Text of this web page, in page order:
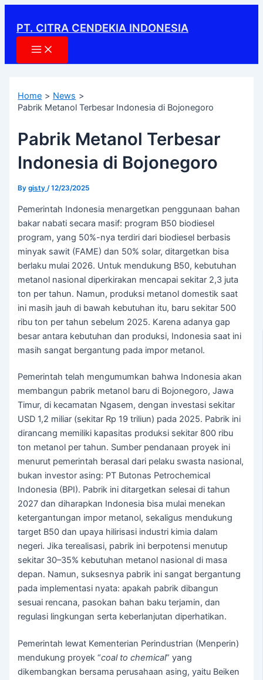
Skip
content
PT. CITRA CENDEKIA INDONESIA
Main
Home
News
Pabrik Metanol Terbesar Indonesia di Bojonegoro
Pabrik Metanol Terbesar
Indonesia di Bojonegoro
Bygisty/12/23/2025
Pemerintah Indonesia menargetkan penggunaan bahan
bakar nabati secara masif: program B50 biodiesel
program, yang 50%-nya terdiri dari biodiesel berbasis
minyak sawit (FAME) dan 50% solar, ditargetkan bisa
berlaku mulai 2026. Untuk mendukung B50, kebutuhan
metanol nasional diperkirakan mencapai sekitar 2,3 juta
ton per tahun. Namun, produksi metanol domestik saat
ini masih jauh di bawah kebutuhan itu, baru sekitar 500
ribu ton per tahun sebelum 2025. Karena adanya gap
besar antara kebutuhan dan produksi, Indonesia saat ini
masih sangat bergantung pada impor metanol.
Pemerintah telah mengumumkan bahwa Indonesia akan
membangun pabrik metanol baru di Bojonegoro, Jawa
Timur, di kecamatan Ngasem, dengan investasi sekitar
USD 1,2 miliar (sekitar Rp 19 triliun) pada 2025. Pabrik ini
dirancang memiliki kapasitas produksi sekitar 800 ribu
ton metanol per tahun. Sumber pendanaan proyek ini
menurut pemerintah berasal dari pelaku swasta nasional,
bukan investor asing: PT Butonas Petrochemical
Indonesia (BPI). Pabrik ini ditargetkan selesai di tahun
2027 dan diharapkan Indonesia bisa mulai menekan
ketergantungan impor metanol, sekaligus mendukung
target B50 dan upaya hilirisasi industri kimia dalam
negeri. Jika terealisasi, pabrik ini berpotensi menutup
sekitar 30–35% kebutuhan metanol nasional di masa
depan. Namun, suksesnya pabrik ini sangat bergantung
pada implementasi nyata: apakah pabrik dibangun
sesuai rencana, pasokan bahan baku terjamin, dan
regulasi lingkungan serta keberlanjutan diperhatikan.
Pemerintah lewat Kementerian Perindustrian (Menperin)
mendukung proyek “coal to chemical” yang
dikembangkan bersama perusahaan asing, yaitu Beiken
Post